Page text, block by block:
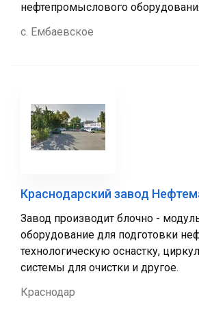
нефтепромыслового
с. Ембаевское
Краснодарский завод
Завод производит блочно -
оборудование для подготовки
технологическую оснастку,
системы для очистки и другое.
Краснодар